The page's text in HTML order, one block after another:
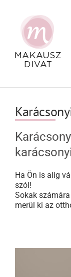
Ha Ön is alig
szól!
Sokak
merül ki az